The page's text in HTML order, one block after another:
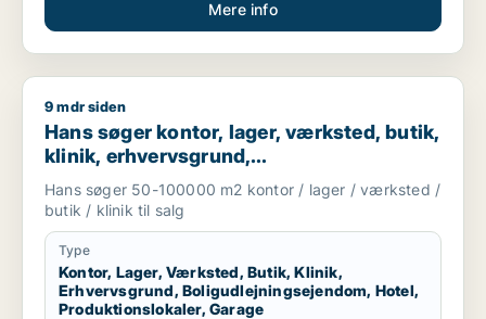
Mere info
Hans søger kontor, lager, værksted, butik, klinik,
9 mdr siden
Hans søger kontor, lager, værksted, butik,
klinik, erhvervsgrund,
boligudlejningsejendom, hotel,
produktionslokaler eller garage til salg i
Region Sjælland
Hans søger 50-100000 m2 kontor / lager / værksted /
butik / klinik til salg
Type
Kontor, Lager, Værksted, Butik, Klinik,
Erhvervsgrund, Boligudlejningsejendom, Hotel,
Produktionslokaler, Garage